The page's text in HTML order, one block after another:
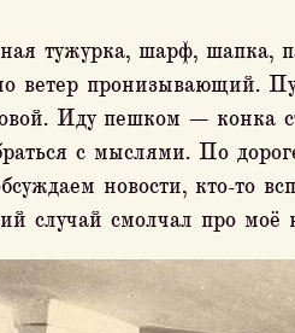
тужурка, шарф, шапка,
ветер пронизывающий.
Иду пешком — конка
с мыслями. По
новости, кто-то
случай смолчал про